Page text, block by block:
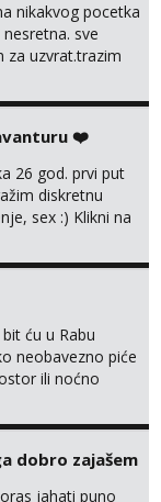
nikakvog pocetka
sve
za uzvrat.trazim
i
jako
preuzme
link ispod i nadji
❤️
26 god. prvi put
diskretnu
sex :) Klikni na
ću u Rabu
neobavezno piće
ili noćno
dobro zajašem
jahati puno